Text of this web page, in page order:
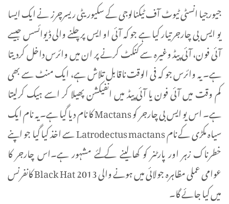
جیورجیا انسٹی ٹیوٹ آف ٹیکنالوجی کے سکیوریٹی ریسرچرز نے ایک ایسا
یو ایس بی چارجر تیار کیا ہے جو کہ آئی او ایس پر چلنے والی ڈیوائسس جیسے
آئی فون، آئی پیڈ وغیرہ سے کنکٹ کرنے پر ان میں وائرس داخل کردیتا
ہے۔ یہ وائرس جو کہ فی الوقت ناقابل تلاش ہے، ایک منٹ سے بھی
کم وقت میں آئی فون یا آئی پیڈ میں انفیکشن پھیلا کر اسے ہیک کرلیتا
ہے۔ اس یو ایس بی چارجر کو Mactans کا نام دیا گیا ہے۔ یہ نام ایک
سیاہ مکڑی کے نام Latrodectus mactans سے اخذ کیا گیا جو اپنے
خطرناک زہر اور پارٹنر کو کھا لینے کے لئے مشہور ہے۔اس چارجر کا
عوامی عملی مظاہرہ جولائی میں ہونے والی Black Hat 2013 کانفرنس
میں کیا جائے گا۔